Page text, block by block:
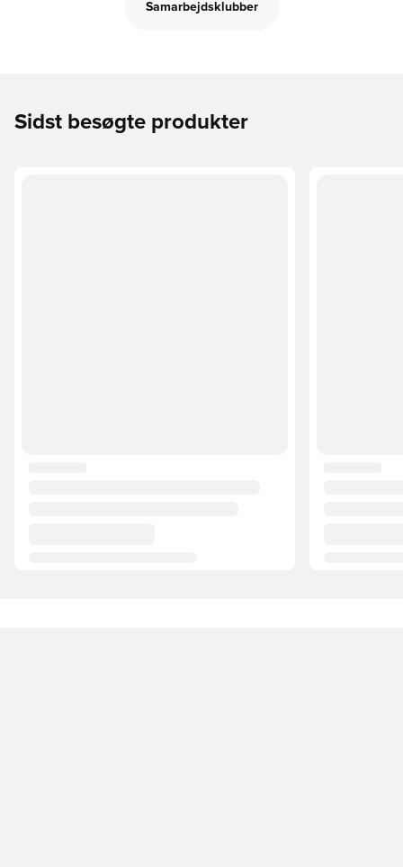
Samarbejdsklubber
Sidst besøgte produkter